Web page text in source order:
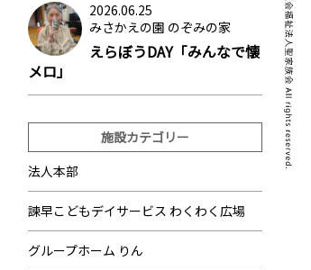
2026.06.25
みさかえの園 のぞみの家
えらぼうDAY「みんなで懐
メロ」
施設カテゴリー
法人本部
諫早こどもデイサービス わくわく広場
グループホーム りん